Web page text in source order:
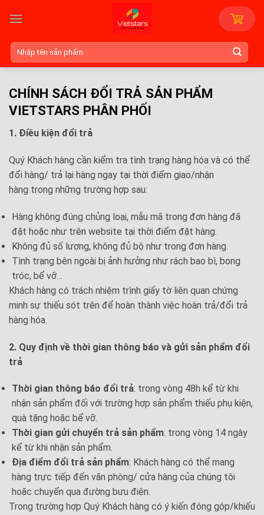
Tìm
kiếm:
CHÍNH SÁCH ĐỔI TRẢ SẢN PHẨM
VIETSTARS PHÂN PHỐI
1. Điều kiện đổi trả
Quý Khách hàng cần kiểm tra tình trạng hàng hóa và có thể
đổi hàng/ trả lại hàng ngay tại thời điểm giao/nhận
hàng trong những trường hợp sau:
Hàng không đúng chủng loại, mẫu mã trong đơn hàng đã
đặt hoặc như trên website tại thời điểm đặt hàng.
Không đủ số lượng, không đủ bộ như trong đơn hàng.
Tình trạng bên ngoài bị ảnh hưởng như rách bao bì, bong
tróc, bể vỡ…
Khách hàng có trách nhiệm trình giấy tờ liên quan chứng
minh sự thiếu sót trên để hoàn thành việc hoàn trả/đổi trả
hàng hóa.
2. Quy định về thời gian thông báo và gửi sản phẩm đổi
trả
Thời gian thông báo đổi trả: trong vòng 48h kể từ khi
nhận sản phẩm đối với trường hợp sản phẩm thiếu phụ kiện,
quà tặng hoặc bể vỡ.
Thời gian gửi chuyển trả sản phẩm: trong vòng 14 ngày
kể từ khi nhận sản phẩm.
Địa điểm đổi trả sản phẩm: Khách hàng có thể mang
hàng trực tiếp đến văn phòng/ cửa hàng của chúng tôi
hoặc chuyển qua đường bưu điện.
Trong trường hợp Quý Khách hàng có ý kiến đóng góp/khiếu